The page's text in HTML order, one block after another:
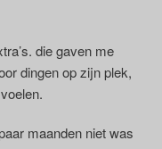
die gaven me
dingen op zijn plek,
maanden niet was